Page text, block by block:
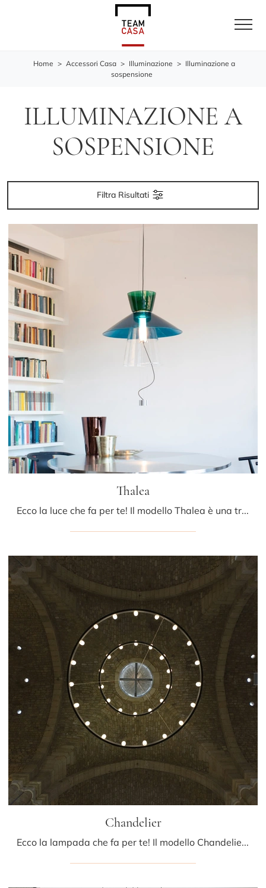
Home > Accessori Casa > Illuminazione > Illuminazione a
sospensione
ILLUMINAZIONE A
SOSPENSIONE
Filtra Risultati
Thalea
Ecco la luce che fa per te! Il modello Thalea è una tra le nostre lampade a sospensione di Fontana Arte.
Chandelier
Ecco la lampada che fa per te! Il modello Chandelier è una delle nostre lampade a sospensione di Fontana Arte.